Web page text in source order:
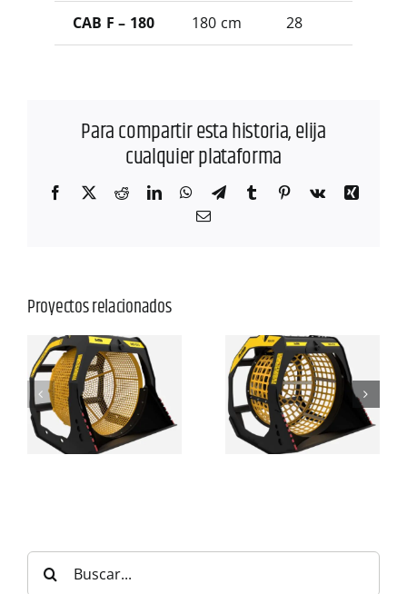
CAB F – 180 180 cm 28
Para compartir esta historia, elija
cualquier plataforma
Facebook
X RedditLinkedInWhatsApp
TelegramTumblr Pinterest
Vk
Xing
Correo
Proyectos relacionados